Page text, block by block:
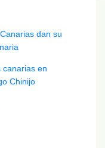
dan su
canarias en
Chinijo